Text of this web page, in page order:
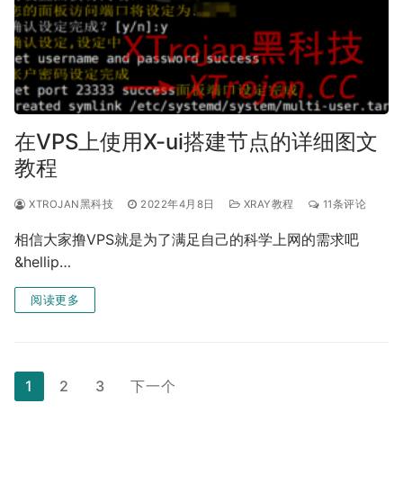
在VPS上使用X-ui搭建节点的详细图文
教程
XTROJAN黑科技 2022年4月8日 XRAY教程 11条评论
相信大家撸VPS就是为了满足自己的科学上网的需求吧
&hellip…
阅读更多
文
1 2 3 下一个